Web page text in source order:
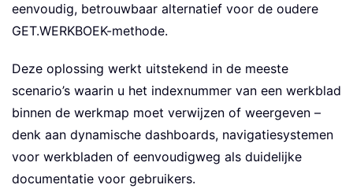
eenvoudig, betrouwbaar alternatief voor de oudere
GET.WERKBOEK-methode.
Deze oplossing werkt uitstekend in de meeste
scenario’s waarin u het indexnummer van een werkblad
binnen de werkmap moet verwijzen of weergeven –
denk aan dynamische dashboards, navigatiesystemen
voor werkbladen of eenvoudigweg als duidelijke
documentatie voor gebruikers.